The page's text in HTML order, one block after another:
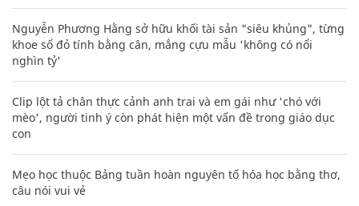
Nguyễn Phương Hằng sở hữu khối tài sản "siêu khủng", từng
khoe sổ đỏ tính bằng cân, mắng cựu mẫu 'không có nổi
nghìn tỷ'
Clip lột tả chân thực cảnh anh trai và em gái như 'chó với
mèo', người tinh ý còn phát hiện một vấn đề trong giáo dục
con
Mẹo học thuộc Bảng tuần hoàn nguyên tố hóa học bằng thơ,
câu nói vui vẻ